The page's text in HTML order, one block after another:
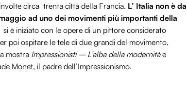
circa trenta città della Francia. L’ Italia non è da
ad uno dei movimenti più importanti della
è iniziato con le opere di un pittore considerato
poi ospitare le tele di due grandi del movimento,
mostra Impressionisti – L’alba della modernitàe
Monet, il padre dell’Impressionismo.